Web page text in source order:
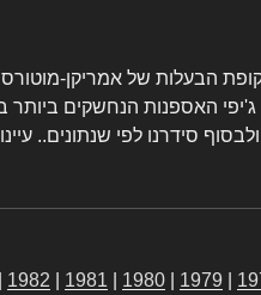
תום תקופת הבעלות של אמריקן-
ג'יפי האספנות הנחשקים
ולבסוף סידרנו לפי שנתונים..
1979
1980
1981
1982